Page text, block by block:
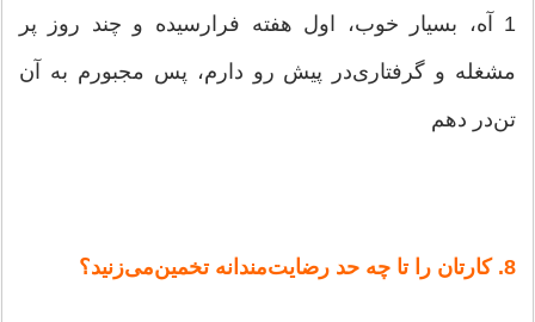
1 آه‌، بسیار خوب‌، اول‌ هفته‌ فرارسیده‌ و چند روز پر
مشغله‌ و گرفتاری‌در پیش‌ رو دارم‌، پس‌ مجبورم‌ به‌ آن‌
تن‌در دهم‌
8. كارتان‌ را تا چه‌ حد رضایت‌مندانه‌ تخمین‌می‌زنید؟